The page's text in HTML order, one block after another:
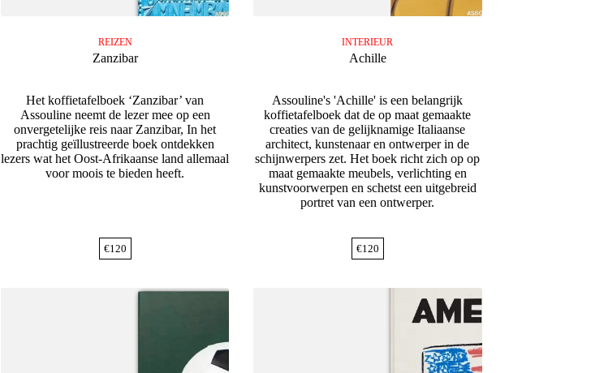
REIZEN
Zanzibar
Het koffietafelboek ‘Zanzibar’ van
Assouline neemt de lezer mee op een
onvergetelijke reis naar Zanzibar, In het
prachtig geïllustreerde boek ontdekken
lezers wat het Oost-Afrikaanse land allemaal
voor moois te bieden heeft.
€120
INTERIEUR
Achille
Assouline's 'Achille' is een belangrijk
koffietafelboek dat de op maat gemaakte
creaties van de gelijknamige Italiaanse
architect, kunstenaar en ontwerper in de
schijnwerpers zet. Het boek richt zich op op
maat gemaakte meubels, verlichting en
kunstvoorwerpen en schetst een uitgebreid
portret van een ontwerper.
€120